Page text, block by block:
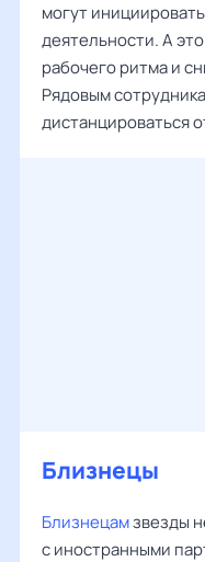
могут
деятельности. А
рабочего ритма и
Рядовым
дистанцироваться
Близнецы
Близнецамзвезды
с иностранными